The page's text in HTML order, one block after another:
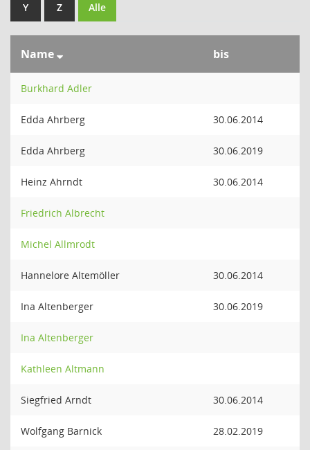
Y Z Alle
Name bis
Burkhard Adler
Edda Ahrberg 30.06.2014
Edda Ahrberg 30.06.2019
Heinz Ahrndt 30.06.2014
Friedrich Albrecht
Michel Allmrodt
Hannelore Altemöller 30.06.2014
Ina Altenberger 30.06.2019
Ina Altenberger
Kathleen Altmann
Siegfried Arndt 30.06.2014
Wolfgang Barnick 28.02.2019